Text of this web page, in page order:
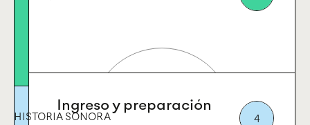
Preparación
Ingreso y preparación
4
HISTORIA SONORA